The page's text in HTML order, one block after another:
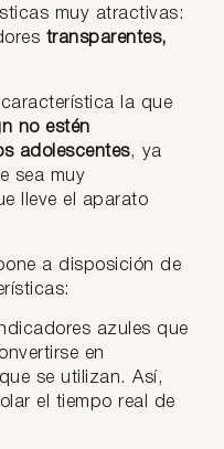
muy atractivas:
transparentes,
la que
no estén
adolescentes, ya
sea muy
lleve el aparato
a disposición de
azules que
en
se utilizan. Así,
el tiempo real de